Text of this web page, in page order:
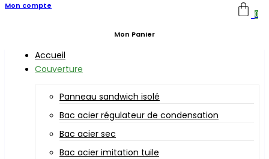
Mon compte
0
Mon Panier
Accueil
Couverture
Panneau sandwich isolé
Bac acier régulateur de condensation
Bac acier sec
Bac acier imitation tuile